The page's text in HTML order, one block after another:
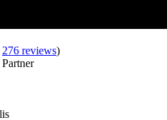
276 reviews)